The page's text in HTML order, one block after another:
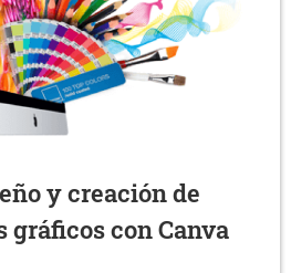
y creación de
gráficos con Canva